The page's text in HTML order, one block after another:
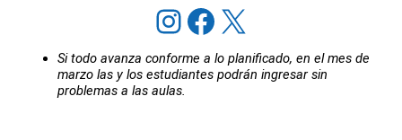
Instagram Facebook X
Si todo avanza conforme a lo planificado, en el mes de
marzo las y los estudiantes podrán ingresar sin
problemas a las aulas.